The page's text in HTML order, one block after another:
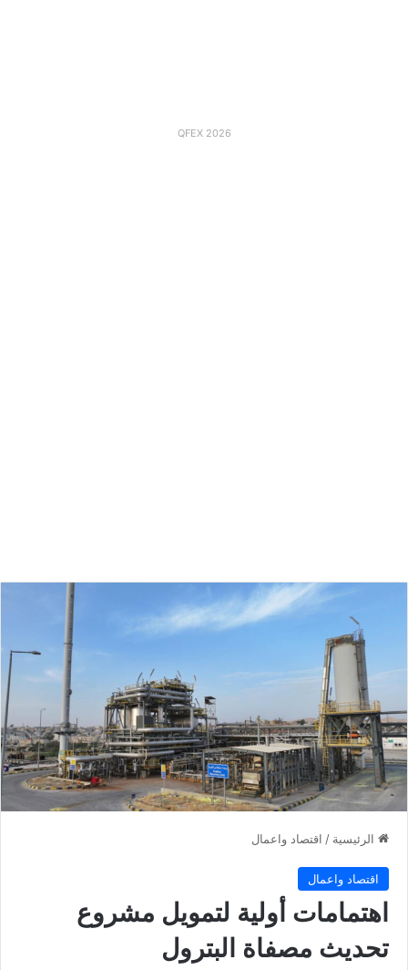
QFEX 2026
الرئيسية / اقتصاد واعمال
اقتصاد واعمال
اهتمامات أولية لتمويل مشروع
تحديث مصفاة البترول